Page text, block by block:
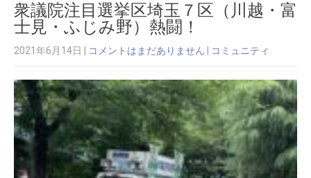
衆議院注目選挙区埼玉７区（川越・富
士見・ふじみ野）熱闘！
2021年6月14日 コメントはまだありません コミュニティ